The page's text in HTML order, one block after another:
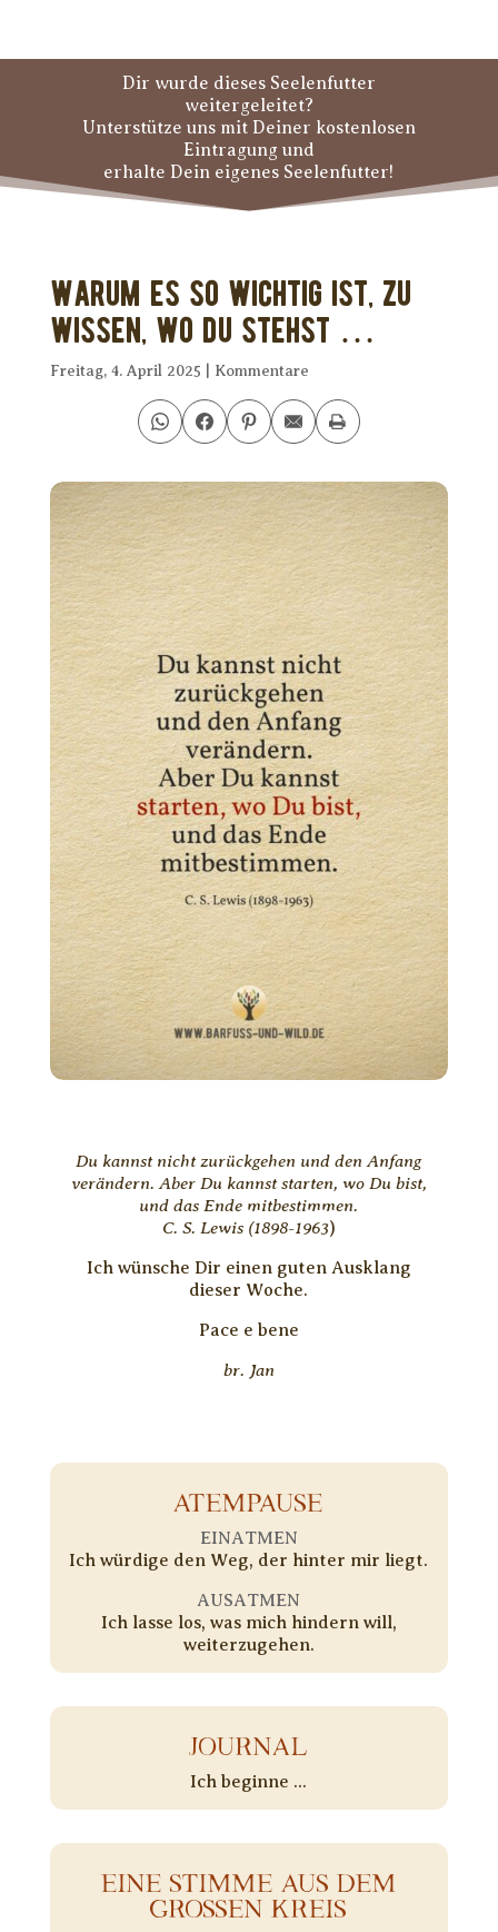
Dir wurde dieses Seelenfutter
weitergeleitet?
Unterstütze uns mit Deiner kostenlosen
Eintragung und
erhalte Dein eigenes Seelenfutter!
Warum es so wichtig ist, zu
wissen, wo Du stehst …
Freitag, 4. April 2025 Kommentare
Du kannst nicht zurückgehen und den Anfang
verändern. Aber Du kannst starten, wo Du bist,
und das Ende mitbestimmen.
C. S. Lewis (1898-1963)
Ich wünsche Dir einen guten Ausklang
dieser Woche.
Pace e bene
br. Jan
ATEMPAUSE
EINATMEN
Ich würdige den Weg, der hinter mir liegt.
AUSATMEN
Ich lasse los, was mich hindern will,
weiterzugehen.
JOURNAL
Ich beginne ...
EINE STIMME AUS DEM
GROSSEN KREIS